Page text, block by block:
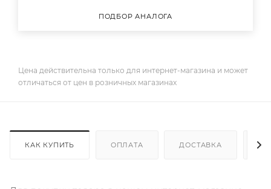
ПОДБОР АНАЛОГА
Цена действительна только для интернет-магазина и может
отличаться от цен в розничных магазинах
КАК КУПИТЬ ОПЛАТА ДОСТАВКА